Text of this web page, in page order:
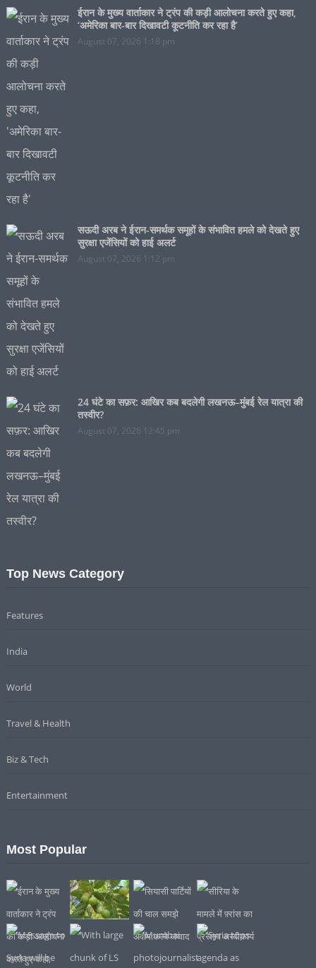
ईरान के मुख्य वार्ताकार ने ट्रंप की कड़ी आलोचना करते हुए कहा,
‘अमेरिका बार-बार दिखावटी कूटनीति कर रहा है’
August 07, 2026 1:18 pm
सऊदी अरब ने ईरान-समर्थक समूहों के संभावित हमले को देखते हुए
सुरक्षा एजेंसियों को हाई अलर्ट
August 07, 2026 1:12 pm
24 घंटे का सफ़र: आखिर कब बदलेगी लखनऊ–मुंबई रेल यात्रा की
तस्वीर?
August 07, 2026 12:45 pm
Top News Category
Features
India
World
Travel & Health
Biz & Tech
Entertainment
Most Popular